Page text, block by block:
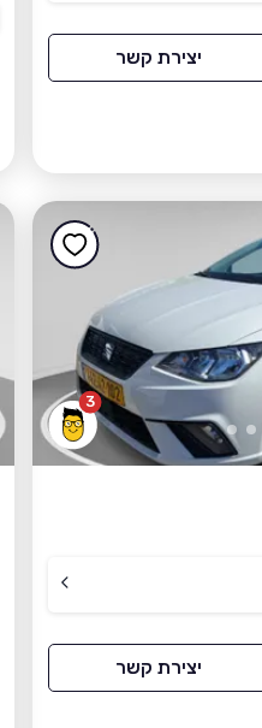
יצירת קשר
3
יצירת קשר